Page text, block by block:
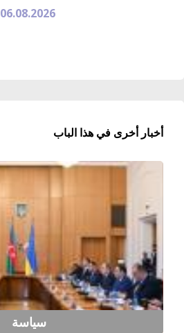
06.08.2026
أخبار أخرى في هذا الباب
سياسة